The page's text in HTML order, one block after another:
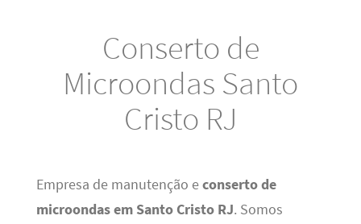
Conserto de
Microondas Santo
Cristo RJ
Empresa de manutenção econserto de
microondas em Santo Cristo RJ. Somos